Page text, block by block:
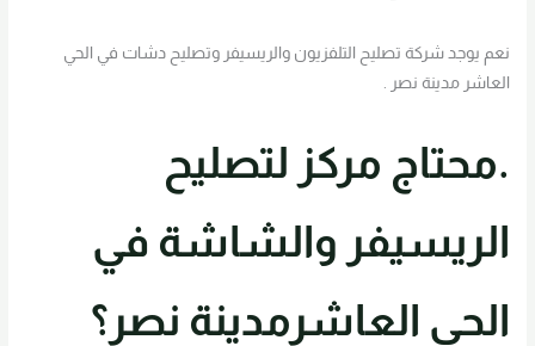
نعم يوجد شركة تصليح التلفزيون والريسيفر وتصليح دشات في الحي
العاشر مدينة نصر .
.محتاج مركز لتصليح
الريسيفر والشاشة في
الحي العاشرمدينة نصر؟